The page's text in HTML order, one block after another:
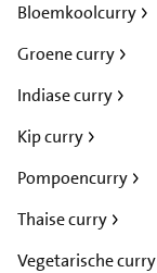
Bloemkoolcurry
Groene curry
Indiase curry
Kip curry
Pompoencurry
Thaise curry
Vegetarische curry